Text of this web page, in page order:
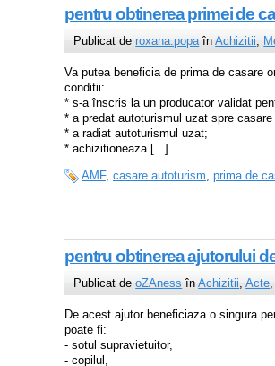
pentru obtinerea primei de
Publicat deroxana.popa înAchizitii
Va putea beneficia de prima de casare
conditii:
* s-a înscris la un producator validat
* a predat autoturismul uzat spre
* a radiat autoturismul uzat;
* achizitioneaza [...]
AMF, casare autoturism prima de
pentru obtinerea ajutorului
Publicat deoZAness înAchizitii ,Acte
De acest ajutor beneficiaza o singura
poate fi:
- sotul supravietuitor,
- copilul,